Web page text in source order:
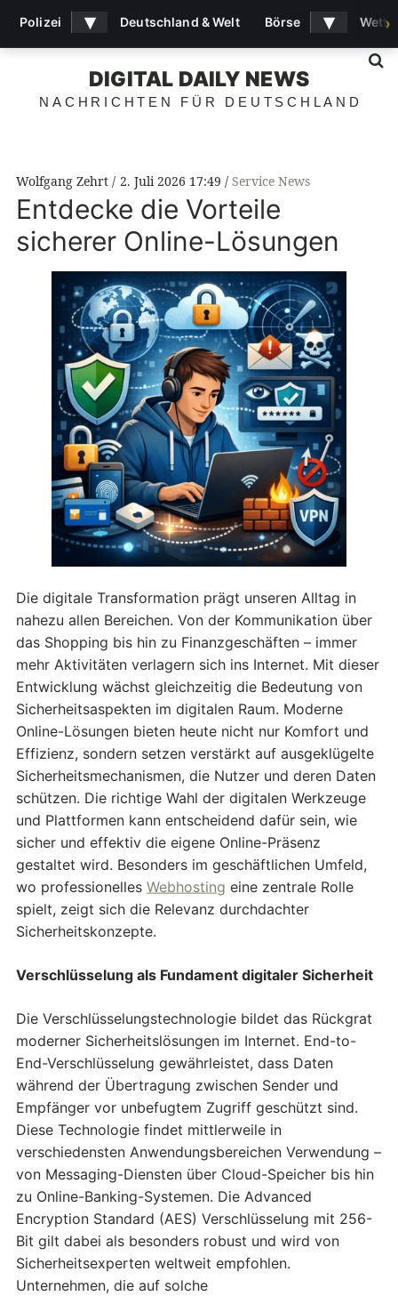
DIGITAL DAILY NEWS
NACHRICHTEN FÜR DEUTSCHLAND
Wolfgang Zehrt 2. Juli 2026 17:49 Service News
Entdecke die Vorteile
sicherer Online-Lösungen
Die digitale Transformation prägt unseren Alltag in
nahezu allen Bereichen. Von der Kommunikation über
das Shopping bis hin zu Finanzgeschäften – immer
mehr Aktivitäten verlagern sich ins Internet. Mit dieser
Entwicklung wächst gleichzeitig die Bedeutung von
Sicherheitsaspekten im digitalen Raum. Moderne
Online-Lösungen bieten heute nicht nur Komfort und
Effizienz, sondern setzen verstärkt auf ausgeklügelte
Sicherheitsmechanismen, die Nutzer und deren Daten
schützen. Die richtige Wahl der digitalen Werkzeuge
und Plattformen kann entscheidend dafür sein, wie
sicher und effektiv die eigene Online-Präsenz
gestaltet wird. Besonders im geschäftlichen Umfeld,
wo professionelles Webhosting eine zentrale Rolle
spielt, zeigt sich die Relevanz durchdachter
Sicherheitskonzepte.
Verschlüsselung als Fundament digitaler Sicherheit
Die Verschlüsselungstechnologie bildet das Rückgrat
moderner Sicherheitslösungen im Internet. End-to-
End-Verschlüsselung gewährleistet, dass Daten
während der Übertragung zwischen Sender und
Empfänger vor unbefugtem Zugriff geschützt sind.
Diese Technologie findet mittlerweile in
verschiedensten Anwendungsbereichen Verwendung –
von Messaging-Diensten über Cloud-Speicher bis hin
zu Online-Banking-Systemen. Die Advanced
Encryption Standard (AES) Verschlüsselung mit 256-
Bit gilt dabei als besonders robust und wird von
Sicherheitsexperten weltweit empfohlen.
Unternehmen, die auf solche
Polizei ▾ Deutschland & Welt Börse ▾ ›